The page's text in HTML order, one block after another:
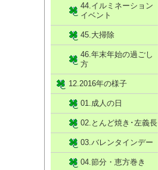
44.イルミネーション
イベント
45.大掃除
46.年末年始の過ごし
方
12.2016年の様子
01.成人の日
02.とんど焼き･左義長
03.バレンタインデー
04.節分・恵方巻き